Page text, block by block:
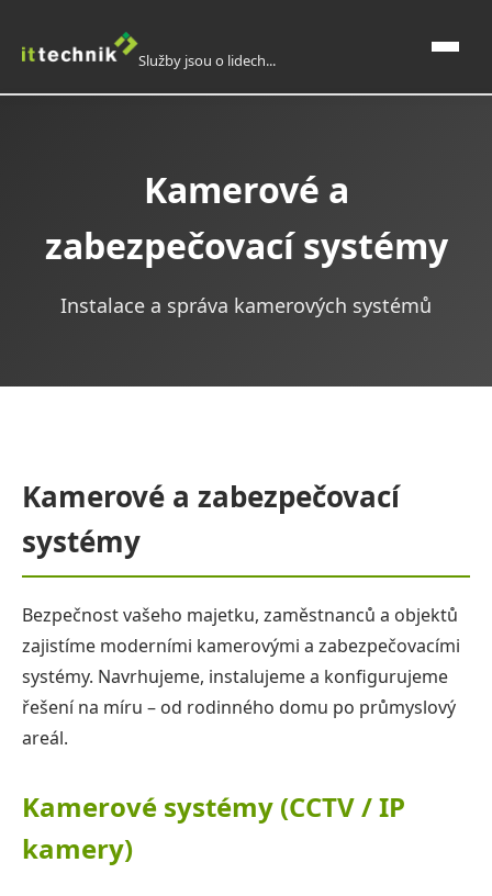
Služby jsou o lidech...
IT služby, outsourcing
Instalace domácí LAN a wifi sítě
Reference
Pro zákazníky
Kamerové a
zabezpečovací systémy
Instalace a správa kamerových systémů
Kamerové a zabezpečovací
systémy
Bezpečnost vašeho majetku, zaměstnanců a objektů
zajistíme moderními kamerovými a zabezpečovacími
systémy. Navrhujeme, instalujeme a konfigurujeme
řešení na míru – od rodinného domu po průmyslový
areál.
Kamerové systémy (CCTV / IP
kamery)